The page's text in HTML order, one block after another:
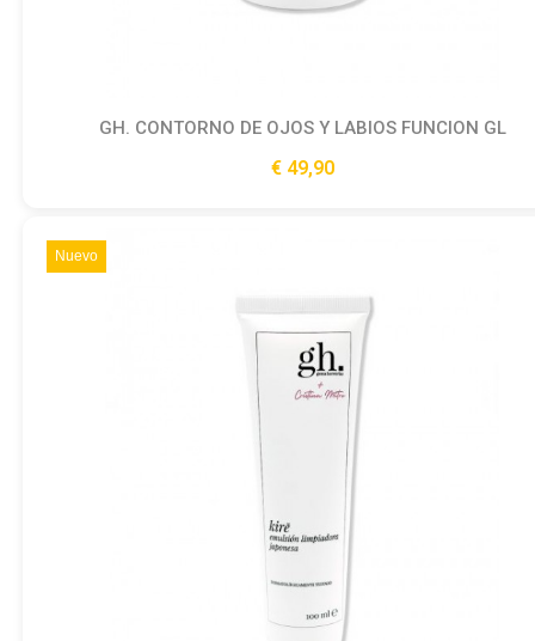
Ver producto
GH. CONTORNO DE OJOS Y LABIOS FUNCION GL
49,90 €
Nuevo